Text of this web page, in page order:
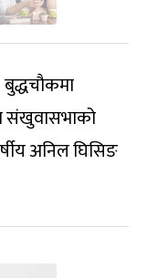
संखुवासभाको
अनिल घिसिङ